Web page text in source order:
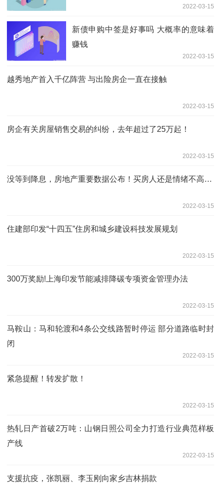
2022-03-15
新债申购中签是好事吗 大概率的意味着
赚钱
2022-03-15
越秀地产首入千亿阵营 与出险房企一直在接触
2022-03-15
房企有关房屋销售交易的纠纷，去年超过了25万起！
2022-03-15
没等到降息，房地产重要数据公布！买房人还是情绪不高…
2022-03-15
住建部印发“十四五”住房和城乡建设科技发展规划
2022-03-15
300万奖励!上海印发节能减排降碳专项资金管理办法
2022-03-15
马鞍山：马和轮渡和4条公交线路暂时停运 部分道路临时封
闭
2022-03-15
紧急提醒！转发扩散！
2022-03-15
热轧日产首破2万吨：山钢日照公司全力打造行业典范样板
产线
2022-03-15
支援抗疫，张凯丽、李玉刚向家乡吉林捐款